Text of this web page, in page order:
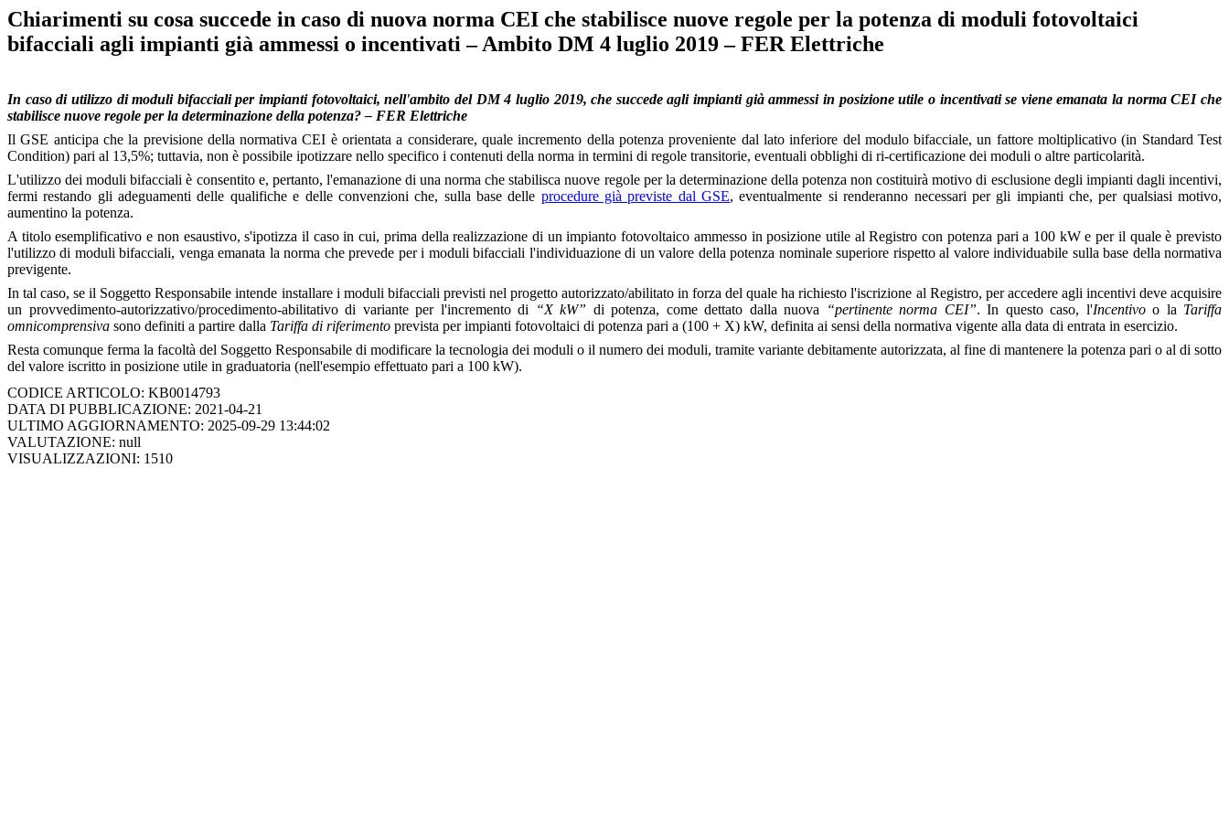
Chiarimenti su cosa succede in caso di nuova norma CEI che stabilisce nuove regole per la potenza di moduli fotovoltaici
bifacciali agli impianti già ammessi o incentivati – Ambito DM 4 luglio 2019 – FER Elettriche
In caso di utilizzo di moduli bifacciali per impianti fotovoltaici, nell'ambito del DM 4 luglio 2019, che succede agli impianti già ammessi in posizione utile o incentivati se viene emanata la norma CEI che
stabilisce nuove regole per la determinazione della potenza? – FER Elettriche
Il GSE anticipa che la previsione della normativa CEI è orientata a considerare, quale incremento della potenza proveniente dal lato inferiore del modulo bifacciale, un fattore moltiplicativo (in Standard Test
Condition) pari al 13,5%; tuttavia, non è possibile ipotizzare nello specifico i contenuti della norma in termini di regole transitorie, eventuali obblighi di ri-certificazione dei moduli o altre particolarità.
L'utilizzo dei moduli bifacciali è consentito e, pertanto, l'emanazione di una norma che stabilisca nuove regole per la determinazione della potenza non costituirà motivo di esclusione degli impianti dagli incentivi,
fermi restando gli adeguamenti delle qualifiche e delle convenzioni che, sulla base delle procedure già previste dal GSE, eventualmente si renderanno necessari per gli impianti che, per qualsiasi motivo,
aumentino la potenza.
A titolo esemplificativo e non esaustivo, s'ipotizza il caso in cui, prima della realizzazione di un impianto fotovoltaico ammesso in posizione utile al Registro con potenza pari a 100 kW e per il quale è previsto
l'utilizzo di moduli bifacciali, venga emanata la norma che prevede per i moduli bifacciali l'individuazione di un valore della potenza nominale superiore rispetto al valore individuabile sulla base della normativa
previgente.
In tal caso, se il Soggetto Responsabile intende installare i moduli bifacciali previsti nel progetto autorizzato/abilitato in forza del quale ha richiesto l'iscrizione al Registro, per accedere agli incentivi deve acquisire
un provvedimento-autorizzativo/procedimento-abilitativo di variante per l'incremento di
“X kW” di potenza, come dettato dalla nuova “pertinente norma CEI”. In questo caso, l'Incentivoo la Tariffa
omnicomprensiva sono definiti a partire dalla Tariffa di riferimento prevista per impianti fotovoltaici di potenza pari a (100 + X) kW, definita ai sensi della normativa vigente alla data di entrata in esercizio.
Resta comunque ferma la facoltà del Soggetto Responsabile di modificare la tecnologia dei moduli o il numero dei moduli, tramite variante debitamente autorizzata, al fine di mantenere la potenza pari o al di sotto
del valore iscritto in posizione utile in graduatoria (nell'esempio effettuato pari a 100 kW).
CODICE ARTICOLO: KB0014793
DATA DI PUBBLICAZIONE: 2021-04-21
ULTIMO AGGIORNAMENTO: 2025-09-29 13:44:02
VALUTAZIONE: null
VISUALIZZAZIONI: 1510